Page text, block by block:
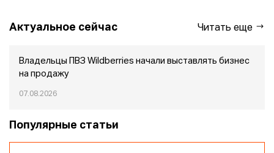
Актуальное сейчас Читать еще
Владельцы ПВЗ Wildberries начали выставлять бизнес
на продажу
07.08.2026
Популярные статьи